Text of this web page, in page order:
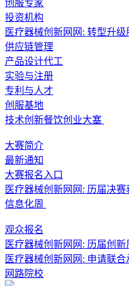
创服专家
投资机构
医疗器械创新网网: 转型升级
供应链管理
产品设计代工
实验与注册
专利与人才
创服基地
技术创新餐饮创业大塞
大赛简介
最新通知
大赛报名入口
医疗器械创新网网: 历届决赛
信息化周
观众报名
医疗器械创新网网: 历届创新
医疗器械创新网网: 申请联
网路院校